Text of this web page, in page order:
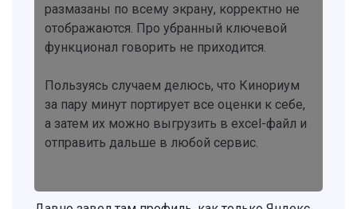
размазаны по всему экрану, корректно не
отображаются. Про убранный ключевой
функционал говорить не приходится.
Пользуясь случаем делюсь, что Кинориум
за пару минут портирует все оценки к себе,
а затем их можно выгрузить в exсel-файл и
отправить дальше в любой сервис.